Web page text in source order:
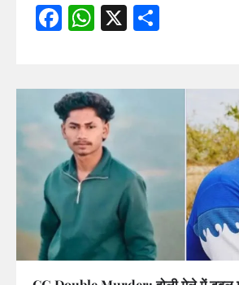
Facebook
WhatsApp
X